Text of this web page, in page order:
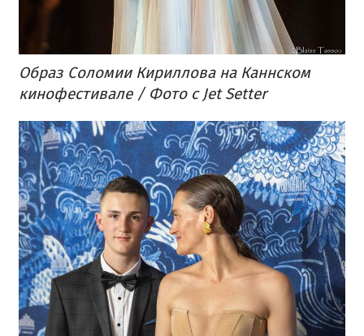
Образ Соломии Кириллова на Каннском
кинофестивале / Фото с Jet Setter